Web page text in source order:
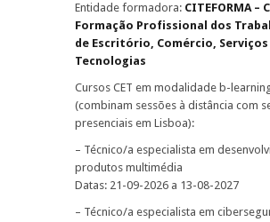
Entidade formadora: CITEFORMA –
Formação Profissional dos
de Escritório, Comércio, Serviços
Tecnologias
Cursos CET em modalidade b-
(combinam sessões à distância com
presenciais em Lisboa):
– Técnico/a especialista em
produtos multimédia
Datas: 21-09-2026 a 13-08-2027
– Técnico/a especialista em